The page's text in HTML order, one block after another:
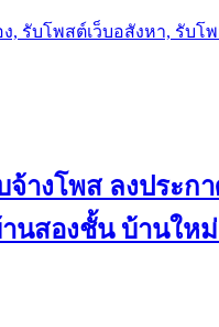
, รับโพสต์เว็บอสังหา, รับโ
จ้างโพส ลงประก
นสองชั้น บ้านให